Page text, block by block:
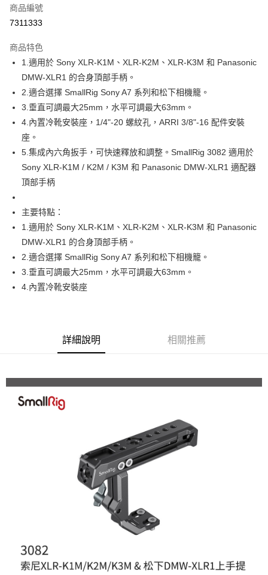
信用卡分期付款
合作金庫商業銀行
華南商業銀行
彰化商業銀行
上海商業儲蓄銀行
國泰世華商業銀行
兆豐國際商業銀行
臺灣中小企業銀行
台中商業銀行
匯豐（台灣）商業銀行
華泰商業銀行
聯邦商業銀行
遠東國際商業銀行
元大商業銀行
玉山商業銀行
星展（台灣）商業銀行
台新國際商業銀行
中國信託商業銀行
台灣樂天信用卡公司
6 期 0 利率 每期
上海商業儲蓄銀行
台北富邦商業銀行
國泰世華商業銀行
兆豐國際商業銀行
臺灣中小企業銀行
台中商業銀行
匯豐（台灣）商業銀行
聯邦商業銀行
遠東國際商業銀行
元大商業銀行
永豐商業銀行
玉山商業銀行
星展（台灣）商業銀行
台新國際商業銀行
12 期 0 利率 每期
合作金庫商業銀行
第一商業銀行
上海商業儲蓄銀行
台北富邦商業銀行
國泰世華商業銀行
兆豐國際商業銀行
臺灣中小企業銀行
匯豐（台灣）商業銀行
華泰商業銀行
聯邦商業銀行
遠東國際商業銀行
元大商業銀行
玉山商業銀行
台灣樂天信用卡公司
超商取貨付款
LINE Pay
Apple Pay
街口支付
悠遊付
全支付
全盈+PAY
AFTEE先享後付
相關說明
２．便利：只要手機號碼，簡訊認證，即可結帳。
３．安心：先確認商品／服務後，再付款。
結帳頁面，進行簡訊認證並確認金額後，即可完成結帳。
２．訂單成立數日內，您將收到繳費通知簡訊。
ATM／網路銀行／等多元方式進行付款，方視為交易完成。
※ 請注意：結帳手續完成當下不需立刻繳費，但若您需要取消訂單，請聯絡
購買商品的店家。未經商家同意取消之訂單仍視為有效，需透過AFTEE先享
※ 交易是否成功請以「AFTEE先享後付 」之結帳頁面顯示為準，若有關於
是否繳費成功／繳費後需取消欲退款等相關疑問，請聯繫「AFTEE先享後付
https://netprotections.freshdesk.com/support/home
１．透過由恩沛科技股份有限公司提供之「AFTEE先享後付」服務完成之交
易，需依本服務之必要範圍內提供個人資料，並將交易相關給付款項請求債
權轉讓予恩沛科技股份有限公司。
２．關於個人資料處理事宜，請瀏覽以下網址：
https://aftee.tw/terms/#terms3
全家取貨付款
每筆NT$60，滿NT$399(含以上)免運費
每筆NT$60，滿NT$399(含以上)免運費
每筆NT$75，滿NT$399(含以上)免運費
商品編號
7311333
商品特色
1.適用於 Sony XLR-K1M、XLR-K2M、XLR-K3M 和 Panasonic
DMW-XLR1 的合身頂部手柄。
2.適合選擇 SmallRig Sony A7 系列和松下相機籠。
3.垂直可調最大25mm，水平可調最大63mm。
4.內置冷靴安裝座，1/4"-20 螺紋孔，ARRI 3/8"-16 配件安裝
座。
5.集成內六角扳手，可快速釋放和調整。SmallRig 3082 適用於
Sony XLR-K1M / K2M / K3M 和 Panasonic DMW-XLR1 適配器
頂部手柄
主要特點：
1.適用於 Sony XLR-K1M、XLR-K2M、XLR-K3M 和 Panasonic
DMW-XLR1 的合身頂部手柄。
2.適合選擇 SmallRig Sony A7 系列和松下相機籠。
3.垂直可調最大25mm，水平可調最大63mm。
4.內置冷靴安裝座
詳細說明 相關推薦